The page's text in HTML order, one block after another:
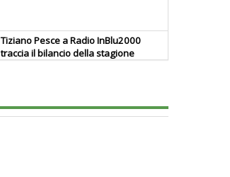
Tiziano Pesce a Radio InBlu2000
traccia il bilancio della stagione
valorizzi le nostre specificità"